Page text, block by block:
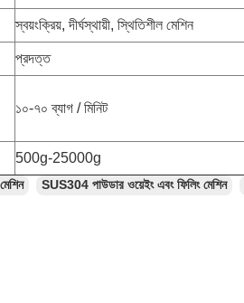
স্বয়ংক্রিয়, দীর্ঘস্থায়ী, স্থিতিশীল মেশিন
প্রদত্ত
১০-৭০ ব্যাগ / মিনিট
500g-25000g
SUS304 পাউডার ওয়েইং এবং ফিলিং মেশিন